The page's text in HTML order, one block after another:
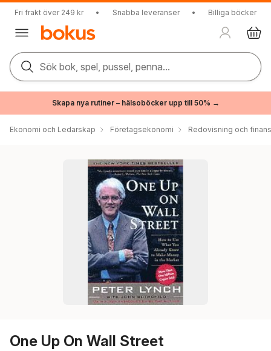
Fri frakt över 249 kr • Snabba leveranser • Billiga böcker
Sök bok, spel, pussel, penna...
Skapa nya rutiner – hälsoböcker upp till 50% →
Ekonomi och Ledarskap Företagsekonomi Redovisning och
One Up On Wall Street